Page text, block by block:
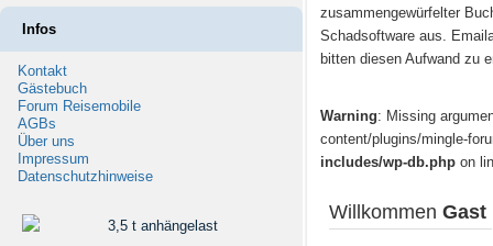
Infos
Kontakt
Gästebuch
Forum Reisemobile
AGBs
Über uns
Impressum
Datenschutzhinweise
zusammengewürfelter
Schadsoftware aus.
bitten diesen Aufwand zu
Warning: Missing
content/plugins/mingle-
includes/wp-db.php on
Willkommen Gast